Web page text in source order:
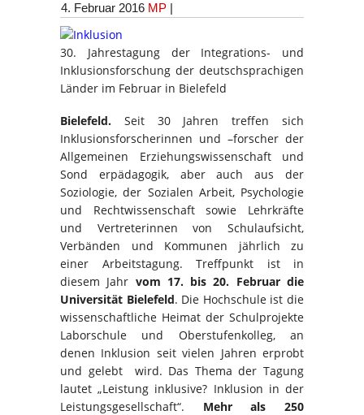
4. Februar 2016 MP |
30. Jahrestagung der Integrations- und
Inklusionsforschung der deutschsprachigen
Länder im Februar in Bielefeld
Bielefeld. Seit 30 Jahren treffen sich
Inklusionsforscherinnen und –forscher der
Allgemeinen Erziehungswissenschaft und
Sond erpädagogik, aber auch aus der
Soziologie, der Sozialen Arbeit, Psychologie
und Rechtwissenschaft sowie Lehrkräfte
und Vertreterinnen von Schulaufsicht,
Verbänden und Kommunen jährlich zu
einer Arbeitstagung. Treffpunkt ist in
diesem Jahr vom 17. bis 20. Februar die
Universität Bielefeld. Die Hochschule ist die
wissenschaftliche Heimat der Schulprojekte
Laborschule und Oberstufenkolleg, an
denen Inklusion seit vielen Jahren erprobt
und gelebt wird. Das Thema der Tagung
lautet „Leistung inklusive? Inklusion in der
Leistungsgesellschaft“. Mehr als 250